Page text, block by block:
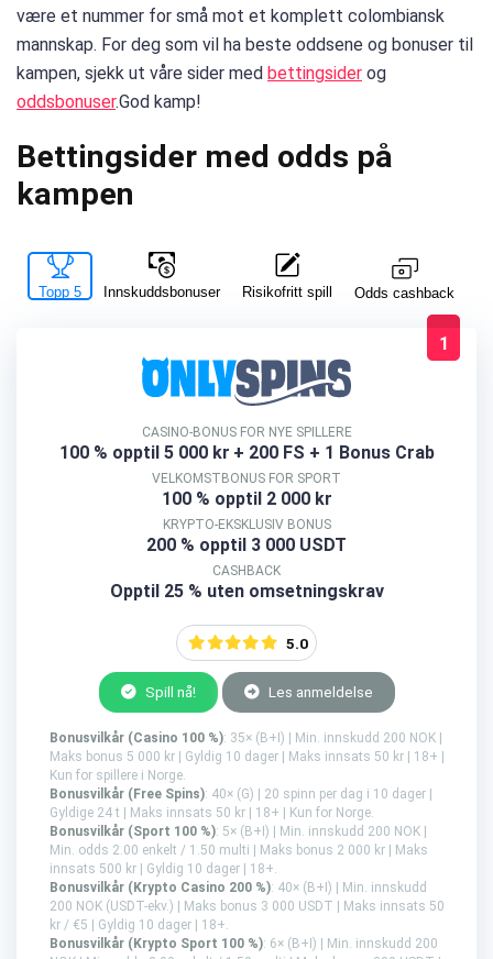
være et nummer for små mot et komplett colombiansk
mannskap. For deg som vil ha beste oddsene og bonuser til
kampen, sjekk ut våre sider med bettingsider og
oddsbonuser.God kamp!
Bettingsider med odds på
kampen
Topp 5 Innskuddsbonuser Risikofritt spill Odds cashback
1
CASINO-BONUS FOR NYE SPILLERE
100 % opptil 5 000 kr + 200 FS + 1 Bonus Crab
VELKOMSTBONUS FOR SPORT
100 % opptil 2 000 kr
KRYPTO-EKSKLUSIV BONUS
200 % opptil 3 000 USDT
CASHBACK
Opptil 25 % uten omsetningskrav
5.0
Spill nå! Les anmeldelse
Bonusvilkår (Casino 100 %): 35× (B+I) | Min. innskudd 200 NOK |
Maks bonus 5 000 kr | Gyldig 10 dager | Maks innsats 50 kr | 18+ |
Kun for spillere i Norge.
Bonusvilkår (Free Spins): 40× (G) | 20 spinn per dag i 10 dager |
Gyldige 24 t | Maks innsats 50 kr | 18+ | Kun for Norge.
Bonusvilkår (Sport 100 %): 5× (B+I) | Min. innskudd 200 NOK |
Min. odds 2.00 enkelt / 1.50 multi | Maks bonus 2 000 kr | Maks
innsats 500 kr | Gyldig 10 dager | 18+.
Bonusvilkår (Krypto Casino 200 %): 40× (B+I) | Min. innskudd
200 NOK (USDT-ekv.) | Maks bonus 3 000 USDT | Maks innsats 50
kr / €5 | Gyldig 10 dager | 18+.
Bonusvilkår (Krypto Sport 100 %): 6× (B+I) | Min. innskudd 200